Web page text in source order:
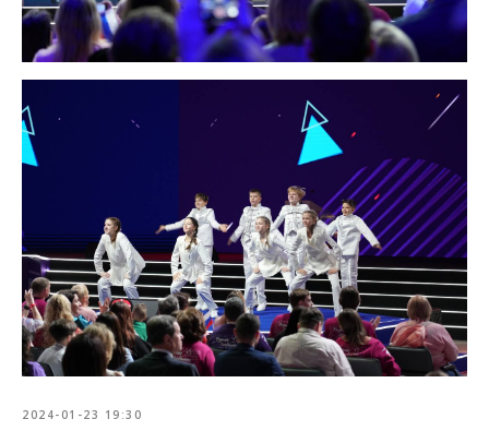
2024-01-23 19:30